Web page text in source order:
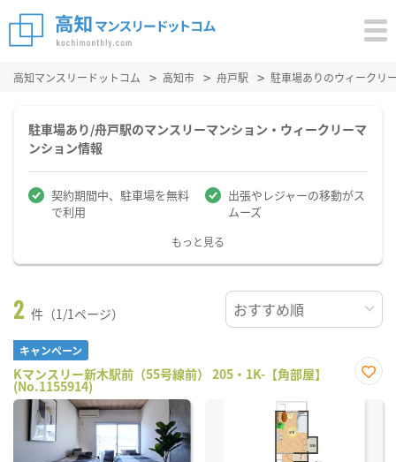
高知マンスリードットコム 高知市 舟戸駅 駐車場ありのウィークリ
駐車場あり/舟戸駅のマンスリーマンション・ウィークリーマ
ンション情報
契約期間中、駐車場を無料
で利用
出張やレジャーの移動がス
ムーズ
もっと見る
2 件（1/1ページ）
キャンペーン
Kマンスリー新木駅前（55号線前） 205・1K-【角部屋】
(No.1155914)
に入